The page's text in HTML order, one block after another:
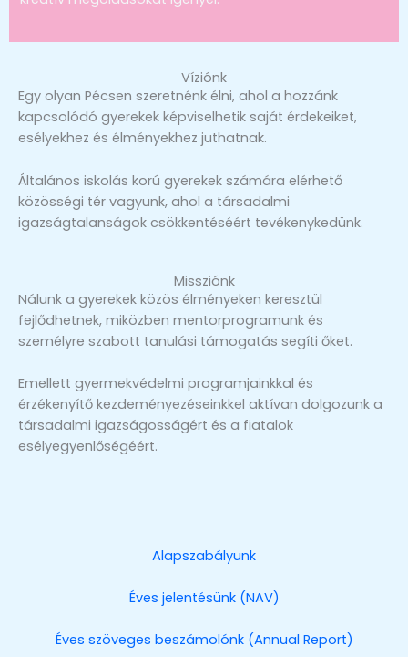
Víziónk
Egy olyan Pécsen szeretnénk élni, ahol a hozzánk
kapcsolódó gyerekek képviselhetik saját érdekeiket,
esélyekhez és élményekhez juthatnak.
Általános iskolás korú gyerekek számára elérhető
közösségi tér vagyunk, ahol a társadalmi
igazságtalanságok csökkentéséért tevékenykedünk.
Missziónk
Nálunk a gyerekek közös élményeken keresztül
fejlődhetnek, miközben mentorprogramunk és
személyre szabott tanulási támogatás segíti őket.
Emellett gyermekvédelmi programjainkkal és
érzékenyítő kezdeményezéseinkkel aktívan dolgozunk a
társadalmi igazságosságért és a fiatalok
esélyegyenlőségéért.
Alapszabályunk
Éves jelentésünk (NAV)
Éves szöveges beszámolónk (Annual Report)